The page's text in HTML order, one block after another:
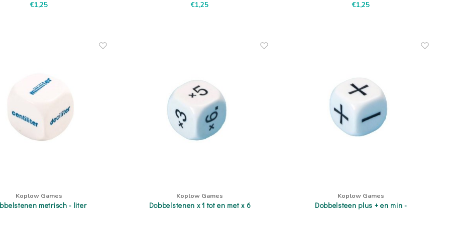
€1,25 €1,25 €1,25
Koplow Games
metrisch - liter
Koplow Games
Dobbelstenen x 1 tot en met x 6
Koplow Games
Dobbelsteen plus + en min -